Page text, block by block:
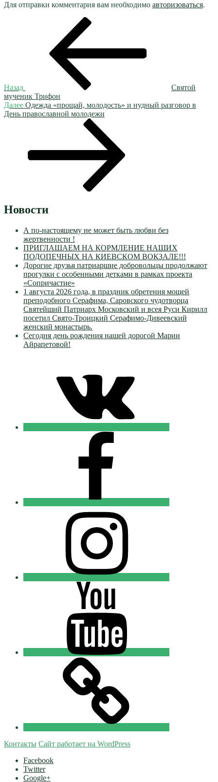
Для отправки комментария вам необходимо авторизоваться.
Назад
Святой
мученик Трифон
Следующая
запись
Далее Одежда «прощай, молодость» и нудный разговор в
День православной молодежи
Новости
А по-настоящему не может быть любви без
жертвенности !
ПРИГЛАШАЕМ НА КОРМЛЕНИЕ НАШИХ
ПОДОПЕЧНЫХ НА КИЕВСКОМ ВОКЗАЛЕ!!!
Дорогие друзья патриаршие добровольцы продолжают
прогулки с особенными детками в рамках проекта
«Сопричастие»
1 августа 2026 года, в праздник обретения мощей
преподобного Серафима, Саровского чудотворца
Святейший Патриарх Московский и всея Руси Кирилл
посетил Свято-Троицкий Серафимо-Дивеевский
женский монастырь.
Сегодня день рождения нашей дорогой Марии
Айрапетовой!
Добровольцы
Православные
Добровольцы
Православные
Добровольцы
Контакты Сайт работает на WordPress
Facebook
Twitter
Google+